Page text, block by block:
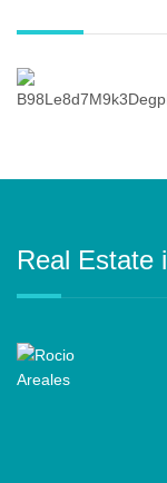
Real Estate